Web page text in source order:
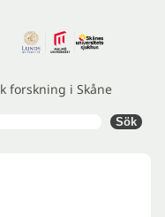
forskning i Skåne
Sök